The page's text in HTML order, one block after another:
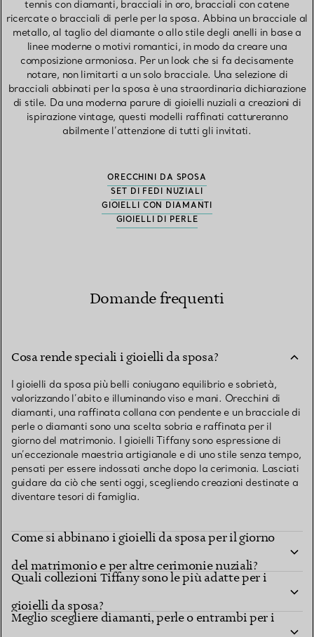
tennis con diamanti, bracciali in oro, bracciali con catene
ricercate o bracciali di perle per la sposa. Abbina un bracciale al
metallo, al taglio del diamante o allo stile degli anelli in base a
linee moderne o motivi romantici, in modo da creare una
composizione armoniosa. Per un look che si fa decisamente
notare, non limitarti a un solo bracciale. Una selezione di
bracciali abbinati per la sposa è una straordinaria dichiarazione
di stile. Da una moderna parure di gioielli nuziali a creazioni di
ispirazione vintage, questi modelli raffinati cattureranno
abilmente l’attenzione di tutti gli invitati.
ORECCHINI DA SPOSA
SET DI FEDI NUZIALI
GIOIELLI CON DIAMANTI
GIOIELLI DI PERLE
Domande frequenti
Cosa rende speciali i gioielli da sposa?
I gioielli da sposa più belli coniugano equilibrio e sobrietà,
valorizzando l’abito e illuminando viso e mani. Orecchini di
diamanti, una raffinata collana con pendente e un bracciale di
perle o diamanti sono una scelta sobria e raffinata per il
giorno del matrimonio. I gioielli Tiffany sono espressione di
un’eccezionale maestria artigianale e di uno stile senza tempo,
pensati per essere indossati anche dopo la cerimonia. Lasciati
guidare da ciò che senti oggi, scegliendo creazioni destinate a
diventare tesori di famiglia.
Come si abbinano i gioielli da sposa per il giorno
del matrimonio e per altre cerimonie nuziali?
Quali collezioni Tiffany sono le più adatte per i
gioielli da sposa?
Meglio scegliere diamanti, perle o entrambi per i